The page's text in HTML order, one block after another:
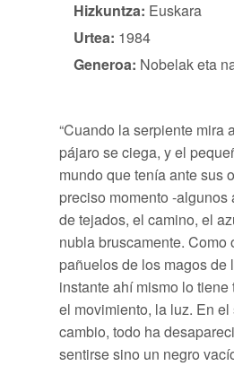
Hizkuntza: Euskara
Urtea: 1984
Generoa: Nobelak eta
“Cuando la serpiente mira
pájaro se ciega, y el
mundo que tenía ante sus
preciso momento -algunos
de tejados, el camino, el
nubla bruscamente. Como
pañuelos de los magos de
instante ahí mismo lo tiene
el movimiento, la luz. En
cambio, todo ha
sentirse sino un negro